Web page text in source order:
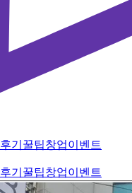
후기 꿀팁창업이벤트
후기 꿀팁창업이벤트